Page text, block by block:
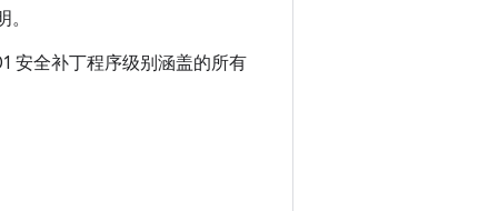
安全补丁程序级别涵盖的所有